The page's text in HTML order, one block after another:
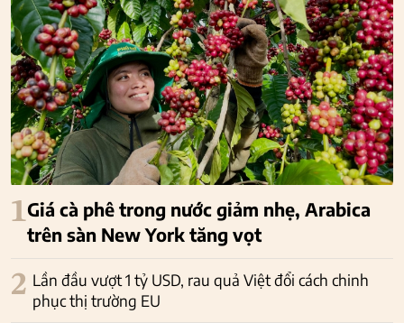
1Giá cà phê trong nước giảm nhẹ, Arabica
trên sàn New York tăng vọt
2 Lần đầu vượt 1 tỷ USD, rau quả Việt đổi cách chinh
phục thị trường EU